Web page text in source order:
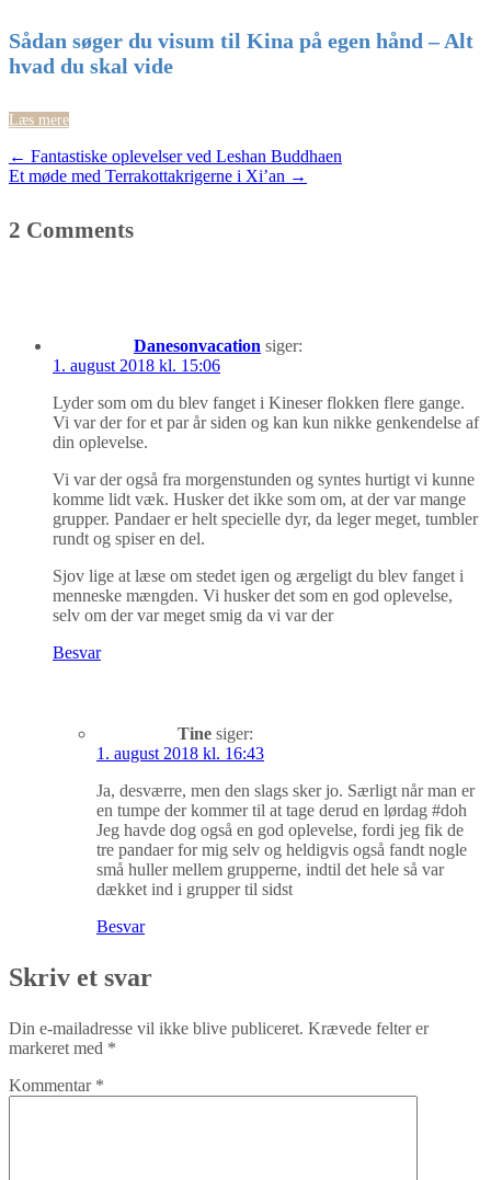
Sådan søger du visum til Kina på egen hånd – Alt
hvad du skal vide
Læs mere
Post
← Fantastiske oplevelser ved Leshan Buddhaen
Et møde med Terrakottakrigerne i Xi’an →
2 Comments
Danesonvacation siger:
1. august 2018 kl. 15:06
Lyder som om du blev fanget i Kineser flokken flere gange.
Vi var der for et par år siden og kan kun nikke genkendelse af
din oplevelse.
Vi var der også fra morgenstunden og syntes hurtigt vi kunne
komme lidt væk. Husker det ikke som om, at der var mange
grupper. Pandaer er helt specielle dyr, da leger meget, tumbler
rundt og spiser en del.
Sjov lige at læse om stedet igen og ærgeligt du blev fanget i
menneske mængden. Vi husker det som en god oplevelse,
selv om der var meget smig da vi var der
Besvar
Tine siger:
1. august 2018 kl. 16:43
Ja, desværre, men den slags sker jo. Særligt når man er
en tumpe der kommer til at tage derud en lørdag #doh
Jeg havde dog også en god oplevelse, fordi jeg fik de
tre pandaer for mig selv og heldigvis også fandt nogle
små huller mellem grupperne, indtil det hele så var
dækket ind i grupper til sidst
Besvar
Skriv et svar
Din e-mailadresse vil ikke blive publiceret. Krævede felter er
markeret med *
Kommentar *